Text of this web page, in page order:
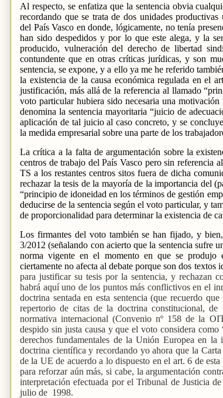
Al respecto, se enfatiza que la sentencia obvia
recordando que se trata de dos unidades
del País Vasco en donde, lógicamente, no tenía
han sido despedidos y por lo que este alega, y la
producido, vulneración del derecho de libertad
contundente que en otras críticas jurídicas, y son
sentencia, se expone, y a ello ya me he referido
la existencia de la causa económica regulada en el
justificación, más allá de la referencia al llamado
voto particular hubiera sido necesaria una
denomina la sentencia mayoritaria “juicio de
aplicación de tal juicio al caso concreto, y se
la medida empresarial sobre una parte de los
La crítica a la falta de argumentación sobre la
centros de trabajo del País Vasco pero sin referencia
TS a los restantes centros sitos fuera de dicha
rechazar la tesis de la mayoría de la importancia del
“principio de idoneidad en los términos de gestión
deducirse de la sentencia según el voto particular, y
de proporcionalidad para determinar la existencia de
Los firmantes del voto también se han fijado, y
3/2012 (señalando con acierto que la sentencia sufre
norma vigente en el momento en que se
ciertamente no afecta al debate porque son dos textos
para justificar su tesis por la sentencia, y rechazan
habrá aquí uno de los puntos más conflictivos en el
doctrina sentada en esta sentencia (que recuerdo
repertorio de citas de la doctrina constitucional,
normativa internacional (Convenio nº 158 de la
despido sin justa causa y que el voto considera como
derechos fundamentales de la Unión Europea en la
doctrina científica y recordando yo ahora que la
de la UE de acuerdo a lo dispuesto en el art. 6 de
para reforzar aún más, si cabe, la argumentación
interpretación efectuada por el Tribunal de Justicia
julio de 1998.